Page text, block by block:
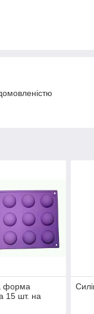
форма
15 шт. на